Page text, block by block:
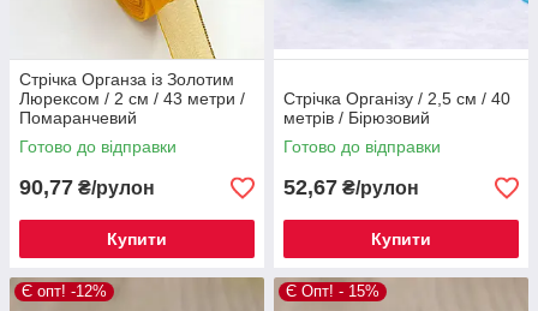
Стрічка Органза із Золотим
Люрексом / 2 см / 43 метри /
Помаранчевий
Готово до відправки
90,77 ₴/рулон
Купити
Стрічка Організу / 2,5 см / 40
метрів / Бірюзовий
Готово до відправки
52,67 ₴/рулон
Купити
Є опт! -12% Є Опт! - 15%